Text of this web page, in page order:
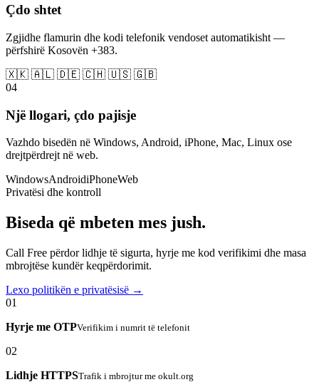
Çdo shtet
Zgjidhe flamurin dhe kodi telefonik vendoset automatikisht —
përfshirë Kosovën +383.
🇽🇰 🇦🇱 🇩🇪 🇨🇭 🇺🇸 🇬🇧
04
Një llogari, çdo pajisje
Vazhdo bisedën në Windows, Android, iPhone, Mac, Linux ose
drejtpërdrejt në web.
WindowsAndroidiPhoneWeb
Privatësi dhe kontroll
Biseda që mbeten mes jush.
Call Free përdor lidhje të sigurta, hyrje me kod verifikimi dhe masa
mbrojtëse kundër keqpërdorimit.
Lexo politikën e privatësisë →
01
Hyrje me OTPVerifikim i numrit të telefonit
02
Lidhje HTTPSTrafik i mbrojtur me okult.org